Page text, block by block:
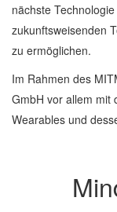
nächste
zukunftsweisenden
zu ermöglichen.
Im Rahmen des
GmbH vor allem mit
Wearables und